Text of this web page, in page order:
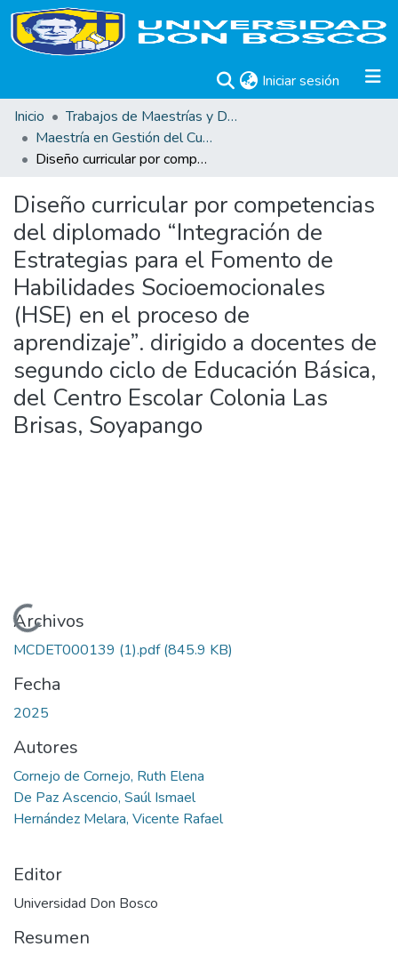
Iniciar sesión (current)
Inicio
Trabajos de Maestrías y Doctorados
Maestría en Gestión del Curriculum, Didáctica y Evaluación por Competencias
Diseño curricular por competencias del diplomado “Integración de Estrategias para el Fomento de Habilidades Socioemocionales (HSE) en el proceso de aprendizaje”. dirigido a docentes de segundo ciclo de Educación Básica, del Centro Escolar Colonia Las Brisas, Soyapango
Diseño curricular por competencias
del diplomado “Integración de
Estrategias para el Fomento de
Habilidades Socioemocionales
(HSE) en el proceso de
aprendizaje”. dirigido a docentes de
segundo ciclo de Educación Básica,
del Centro Escolar Colonia Las
Brisas, Soyapango
Cargando...
Archivos
MCDET000139 (1).pdf(845.9 KB)
Fecha
2025
Autores
Cornejo de Cornejo, Ruth Elena
De Paz Ascencio, Saúl Ismael
Hernández Melara, Vicente Rafael
Editor
Universidad Don Bosco
Resumen